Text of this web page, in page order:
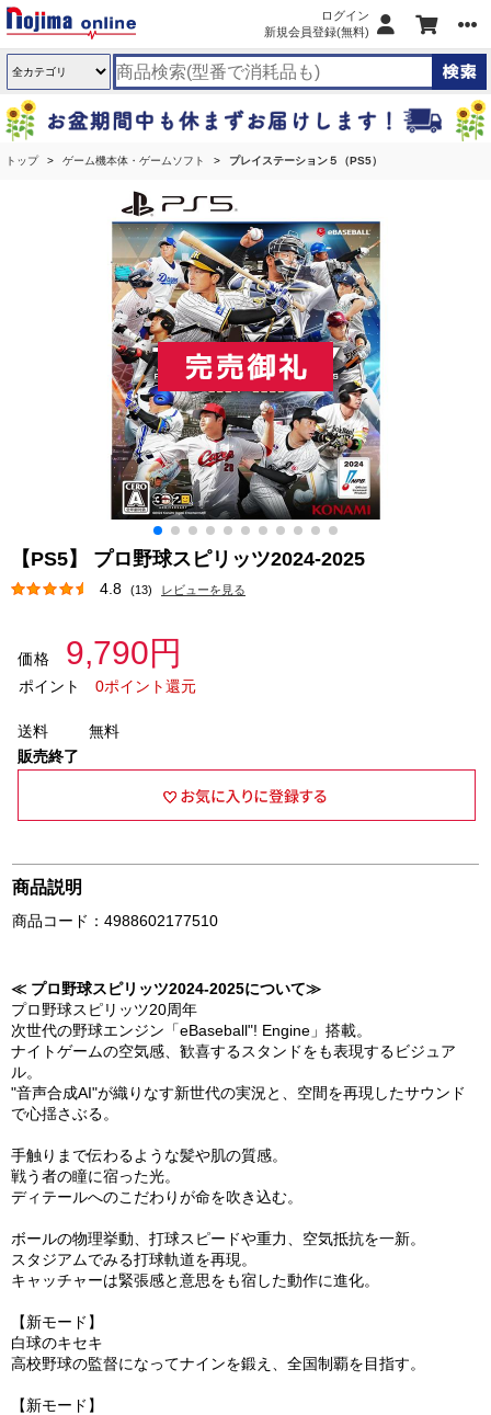
ログイン
新規会員登録(無料)
トップ ゲーム機本体・ゲームソフト プレイステーション５（PS5）
【PS5】 プロ野球スピリッツ2024-2025
4.8 (13) レビューを見る
価格 9,790円
ポイント 0ポイント還元
送料
無料
販売終了
商品説明
商品コード：4988602177510
≪ プロ野球スピリッツ2024-2025について≫
プロ野球スピリッツ20周年
次世代の野球エンジン「eBaseball"! Engine」搭載。
ナイトゲームの空気感、歓喜するスタンドをも表現するビジュア
ル。
"音声合成AI"が織りなす新世代の実況と、空間を再現したサウンド
で心揺さぶる。
手触りまで伝わるような髪や肌の質感。
戦う者の瞳に宿った光。
ディテールへのこだわりが命を吹き込む。
ボールの物理挙動、打球スピードや重力、空気抵抗を一新。
スタジアムでみる打球軌道を再現。
キャッチャーは緊張感と意思をも宿した動作に進化。
【新モード】
白球のキセキ
高校野球の監督になってナインを鍛え、全国制覇を目指す。
【新モード】